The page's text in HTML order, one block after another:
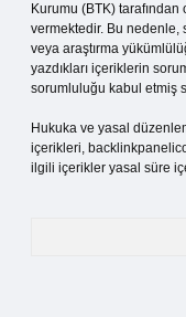
Kurumu (BTK) tarafından
vermektedir. Bu nedenle,
veya araştırma
yazdıkları içeriklerin
sorumluluğu kabul etmiş
Hukuka ve yasal
içerikleri,
ilgili içerikler yasal süre